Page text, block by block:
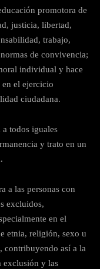
promotora de
justicia, libertad,
trabajo,
de convivencia;
individual y hace
en el ejercicio
ciudadana.
todos iguales
y trato en un
a las personas con
excluidos,
en el
etnia, religión, sexo u
contribuyendo así a la
exclusión y las